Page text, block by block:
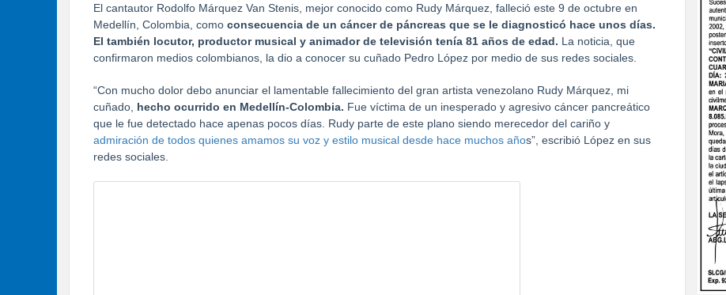
El cantautor Rodolfo Márquez Van Stenis, mejor conocido como Rudy Márquez, falleció este 9 de octubre en
Medellín, Colombia, como consecuencia de un cáncer de páncreas que se le diagnosticó hace unos días.
El también locutor, productor musical y animador de televisión tenía 81 años de edad. La noticia, que
confirmaron medios colombianos, la dio a conocer su cuñado Pedro López por medio de sus redes sociales.
“Con mucho dolor debo anunciar el lamentable fallecimiento del gran artista venezolano Rudy Márquez, mi
cuñado, hecho ocurrido en Medellín-Colombia. Fue víctima de un inesperado y agresivo cáncer pancreático
que le fue detectado hace apenas pocos días. Rudy parte de este plano siendo merecedor del cariño y
admiración de todos quienes amamos su voz y estilo musical desde hace muchos años”, escribió López en sus
redes sociales.